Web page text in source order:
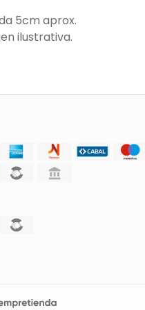
5cm aprox.
ilustrativa.